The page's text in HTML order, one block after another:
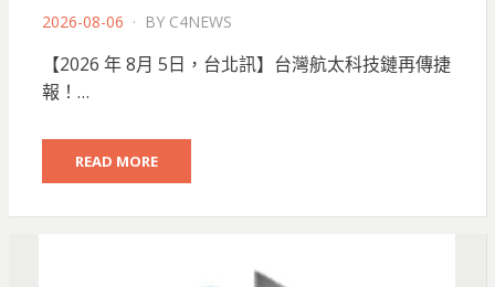
POSTED
2026-08-06 BY C4NEWS
【2026 年 8月 5日，台北訊】台灣航太科技鏈再傳捷
報！…
READ MORE